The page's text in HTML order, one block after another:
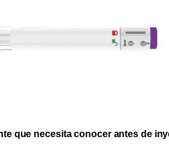
que necesita conocer antes de